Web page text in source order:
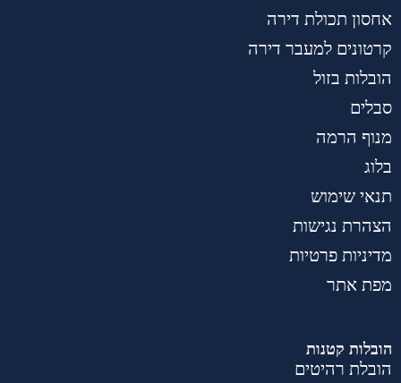
אחסון תכולת דירה
קרטונים למעבר דירה
הובלות בזול
סבלים
מנוף הרמה
בלוג
תנאי שימוש
הצהרת נגישות
מדיניות פרטיות
מפת אתר
הובלות קטנות
הובלת רהיטים